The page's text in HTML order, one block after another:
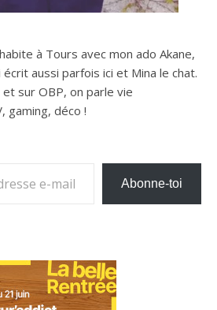
à Tours avec mon ado Akane,
écrit aussi parfois ici et Mina le chat.
sur OBP, on parle vie
gaming, déco !
Abonne-toi